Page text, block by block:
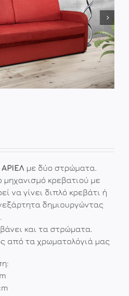
με δύο στρώματα.
μηχανισμό κρεβατιού με
να γίνει διπλό κρεβάτι ή
δημιουργώντας
και τα στρώματα.
από τα χρωματολόγιά μας